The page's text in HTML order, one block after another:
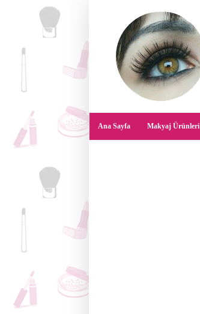
Ana Sayfa Makyaj Ürünleri